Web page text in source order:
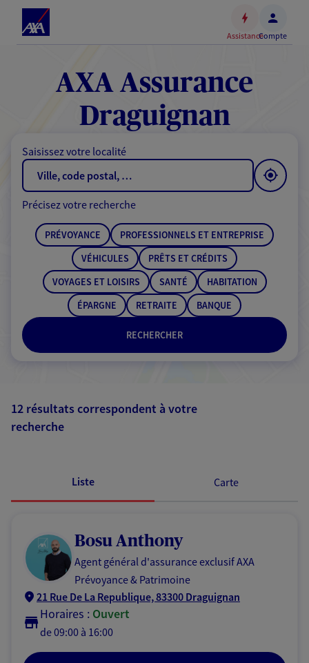
Accéder
contenu
principal
Accéder
au
de
AssistanceCompte
AXA Assurance
Draguignan
Saisissez votre localité
RECHERCHER
Précisez votre recherche
PRÉVOYANCE
PROFESSIONNELS ET ENTREPRISE
VÉHICULES
PRÊTS ET CRÉDITS
VOYAGES ET LOISIRS
SANTÉ
HABITATION
ÉPARGNE
RETRAITE BANQUE
12 résultats correspondent à votre
recherche
Liste Carte
Bosu Anthony
Agent général d'assurance exclusif AXA
Prévoyance & Patrimoine
21 Rue De La Republique, 83300 Draguignan
Horaires : Ouvert
de 09:00 à 16:00